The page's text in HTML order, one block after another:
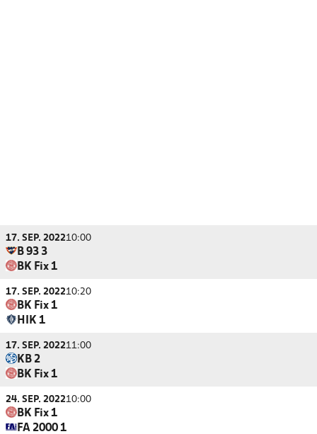
17. SEP. 202210:00
B 93 3
BK Fix 1
17. SEP. 202210:20
BK Fix 1
HIK 1
17. SEP. 202211:00
KB 2
BK Fix 1
24. SEP. 202210:00
BK Fix 1
FA 2000 1